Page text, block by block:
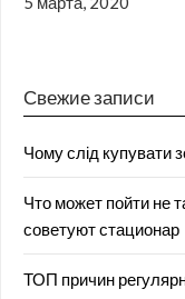
Свежие записи
Чому слід купувати
Что может пойти не
советуют стационар
ТОП причин